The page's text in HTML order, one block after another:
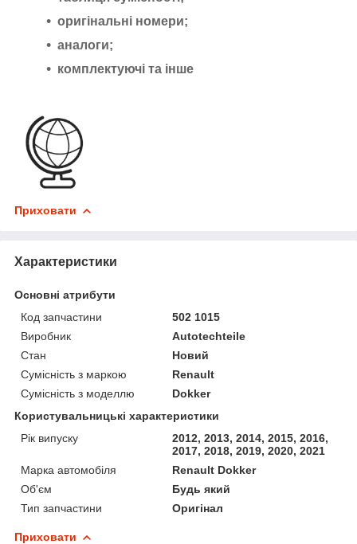
оригінальні номери;
аналоги;
комплектуючі та інше
Приховати
Характеристики
Основні атрибути
Код запчастини
502 1015
Виробник
Autotechteile
Стан
Новий
Сумісність з маркою
Renault
Сумісність з моделлю
Dokker
Користувальницькі характеристики
Рік випуску
2012, 2013, 2014, 2015, 2016,
2017, 2018, 2019, 2020, 2021
Марка автомобіля
Renault Dokker
Об'єм
Будь який
Тип запчастини
Оригінал
Приховати